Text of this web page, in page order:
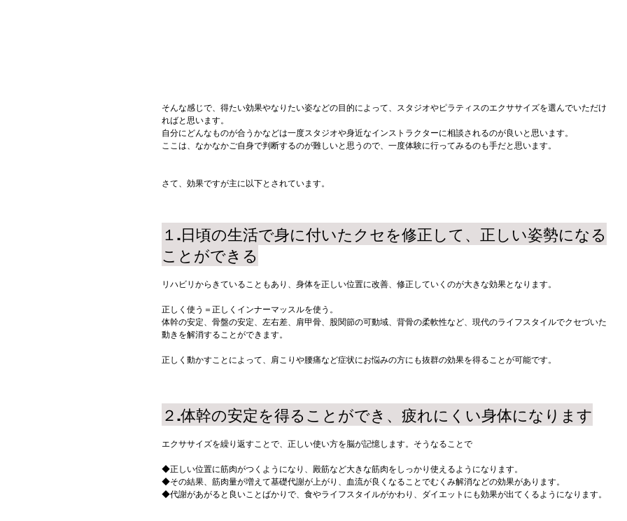
そんな感じで、得たい効果やなりたい姿などの目的によって、スタジオやピラティスのエクササイズを選んでいただけ
ればと思います。
自分にどんなものが合うかなどは一度スタジオや身近なインストラクターに相談されるのが良いと思います。
ここは、なかなかご自身で判断するのが難しいと思うので、一度体験に行ってみるのも手だと思います。
さて、効果ですが主に以下とされています。
１.日頃の生活で身に付いたクセを修正して、正しい姿勢になる
ことができる
リハビリからきていることもあり、身体を正しい位置に改善、修正していくのが大きな効果となります。
正しく使う＝正しくインナーマッスルを使う。
体幹の安定、骨盤の安定、左右差、肩甲骨、股関節の可動域、背骨の柔軟性など、現代のライフスタイルでクセづいた
動きを解消することができます。
正しく動かすことによって、肩こりや腰痛など症状にお悩みの方にも抜群の効果を得ることが可能です。
２.体幹の安定を得ることができ、疲れにくい身体になります
エクササイズを繰り返すことで、正しい使い方を脳が記憶します。そうなることで
◆正しい位置に筋肉がつくようになり、殿筋など大きな筋肉をしっかり使えるようになります。
◆その結果、筋肉量が増えて基礎代謝が上がり、血流が良くなることでむくみ解消などの効果があります。
◆代謝があがると良いことばかりで、食やライフスタイルがかわり、ダイエットにも効果が出てくるようになります。